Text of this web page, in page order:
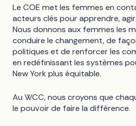
Le COE met les femmes en
acteurs clés pour apprendre,
Nous donnons aux femmes les
conduire le changement, de
politiques et de renforcer les
en redéfinissant les systèmes
New York plus équitable.
Au WCC, nous croyons que
le pouvoir de faire la différence.